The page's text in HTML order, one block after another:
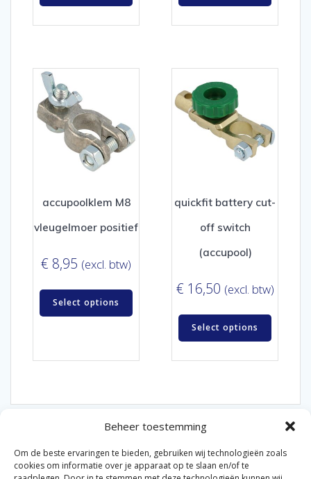
Beheer toestemming
Om de beste ervaringen te bieden, gebruiken wij technologieën zoals
cookies om informatie over je apparaat op te slaan en/of te
accupoolklem M8
vleugelmoer positief
€ 8,95 (excl. btw)
Select options
quickfit battery cut-
off switch
(accupool)
€ 16,50 (excl. btw)
Select options